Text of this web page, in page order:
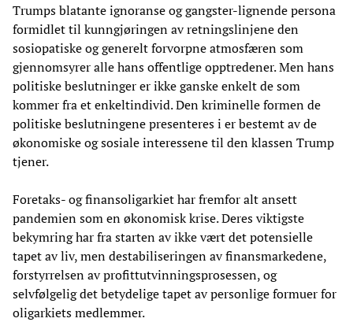
Trumps blatante ignoranse og gangster-lignende persona
formidlet til kunngjøringen av retningslinjene den
sosiopatiske og generelt forvorpne atmosfæren som
gjennomsyrer alle hans offentlige opptredener. Men hans
politiske beslutninger er ikke ganske enkelt de som
kommer fra et enkeltindivid. Den kriminelle formen de
politiske beslutningene presenteres i er bestemt av de
økonomiske og sosiale interessene til den klassen Trump
tjener.
Foretaks- og finansoligarkiet har fremfor alt ansett
pandemien som en økonomisk krise. Deres viktigste
bekymring har fra starten av ikke vært det potensielle
tapet av liv, men destabiliseringen av finansmarkedene,
forstyrrelsen av profittutvinningsprosessen, og
selvfølgelig det betydelige tapet av personlige formuer for
oligarkiets medlemmer.